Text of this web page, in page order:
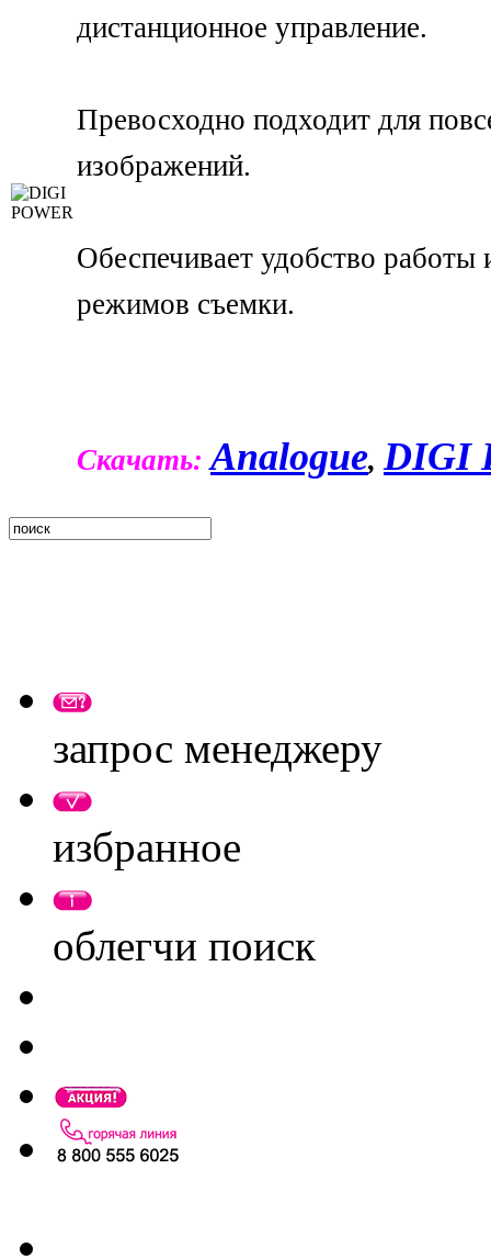
дистанционное управление.
Превосходно подходит для
изображений.
Обеспечивает удобство
режимов съемки.
Скачать:Analogue,DIGI
запрос менеджеру
избранное
облегчи поиск